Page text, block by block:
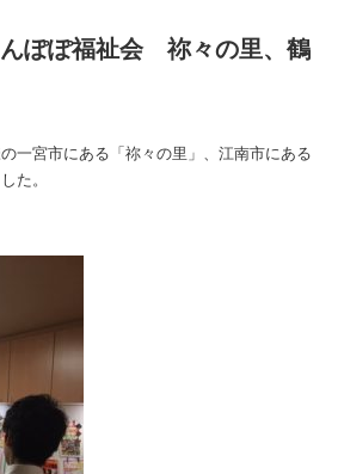
ぽぽ福祉会 祢々の里、鶴
一宮市にある「祢々の里」、江南市にある
た。